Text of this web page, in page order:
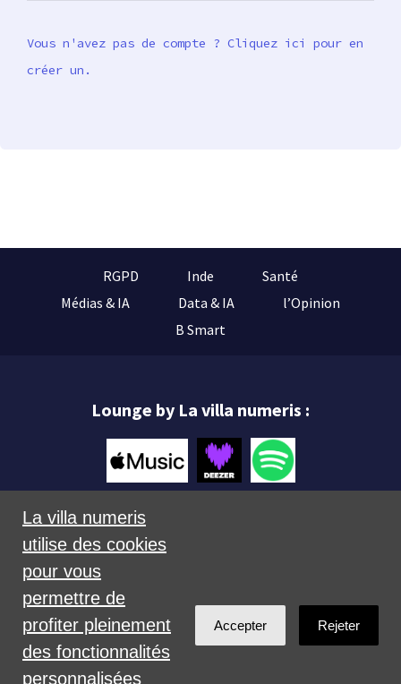
Vous n'avez pas de compte ? Cliquez ici pour en
créer un.
RGPD Inde
Santé
Médias & IA
Data & IA
l’Opinion
B Smart
Lounge by La villa numeris :
La villa numeris
utilise des cookies
pour vous
permettre de
profiter pleinement
des fonctionnalités
personnalisées
Accepter Rejeter